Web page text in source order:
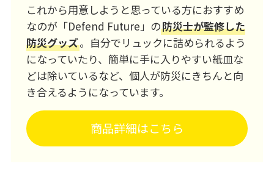
これから用意しようと思っている方におすすめ
なのが「Defend Future」の防災士が監修した
防災グッズ。自分でリュックに詰められるよう
になっていたり、簡単に手に入りやすい紙皿な
どは除いているなど、個人が防災にきちんと向
き合えるようになっています。
商品詳細はこちら